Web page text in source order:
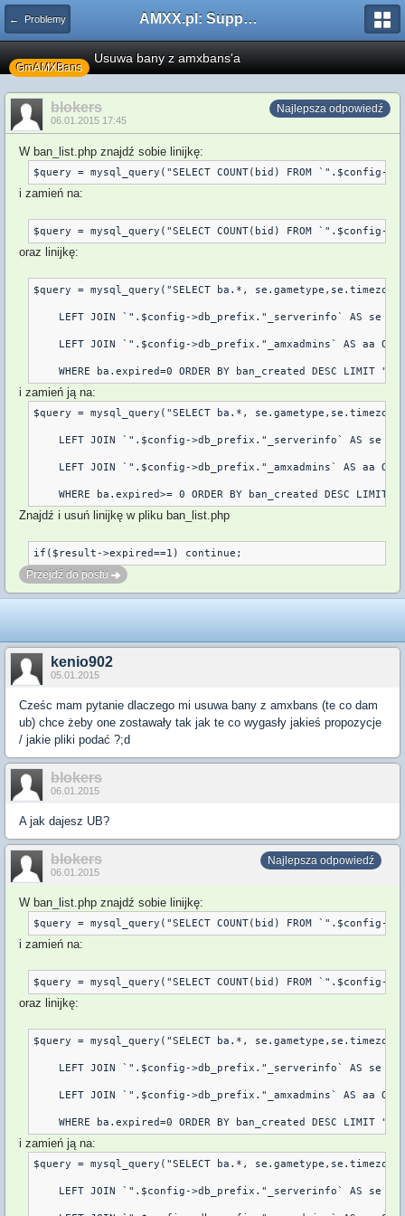
← Problemy AMXX.pl: Support AMX Mod X i SourceMod
GmAMXBans
Usuwa bany z amxbans'a
Najlepsza odpowiedź
blokers
06.01.2015 17:45
W ban_list.php znajdź sobie linijkę:
$query = mysql_query("SELECT COUNT(bid) FROM
i zamień na:
$query = mysql_query("SELECT COUNT(bid) FROM
oraz linijkę:
$query = mysql_query("SELECT ba.*,
LEFT JOIN `".$config->db_prefix."_serverinfo` AS se ON
LEFT JOIN `".$config->db_prefix."_amxadmins` AS aa ON
i zamień ją na:
$query = mysql_query("SELECT ba.*,
LEFT JOIN `".$config->db_prefix."_serverinfo` AS se ON
LEFT JOIN `".$config->db_prefix."_amxadmins` AS aa ON
WHERE ba.expired>= 0 ORDER BY ban_created DESC
Znajdź i usuń linijkę w pliku ban_list.php
if($result->expired==1) continue;
Przejdź do postu
kenio902
05.01.2015
Cześc mam pytanie dlaczego mi usuwa bany z amxbans (te co dam
ub) chce żeby one zostawały tak jak te co wygasły jakieś propozycje
/ jakie pliki podać ?;d
blokers
06.01.2015
A jak dajesz UB?
Najlepsza odpowiedź
blokers
06.01.2015
W ban_list.php znajdź sobie linijkę:
$query = mysql_query("SELECT COUNT(bid) FROM
i zamień na:
$query = mysql_query("SELECT COUNT(bid) FROM
oraz linijkę:
$query = mysql_query("SELECT ba.*,
LEFT JOIN `".$config->db_prefix."_serverinfo` AS se ON
LEFT JOIN `".$config->db_prefix."_amxadmins` AS aa ON
i zamień ją na:
$query = mysql_query("SELECT ba.*,
LEFT JOIN `".$config->db_prefix."_serverinfo` AS se ON